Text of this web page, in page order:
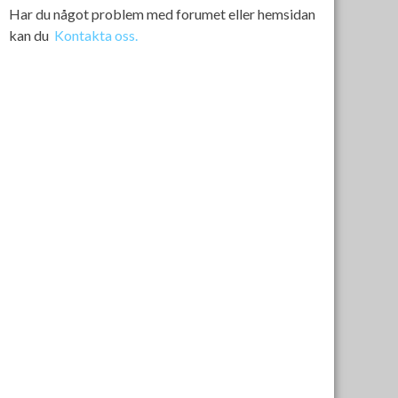
Har du något problem med forumet eller hemsidan
kan du Kontakta oss.